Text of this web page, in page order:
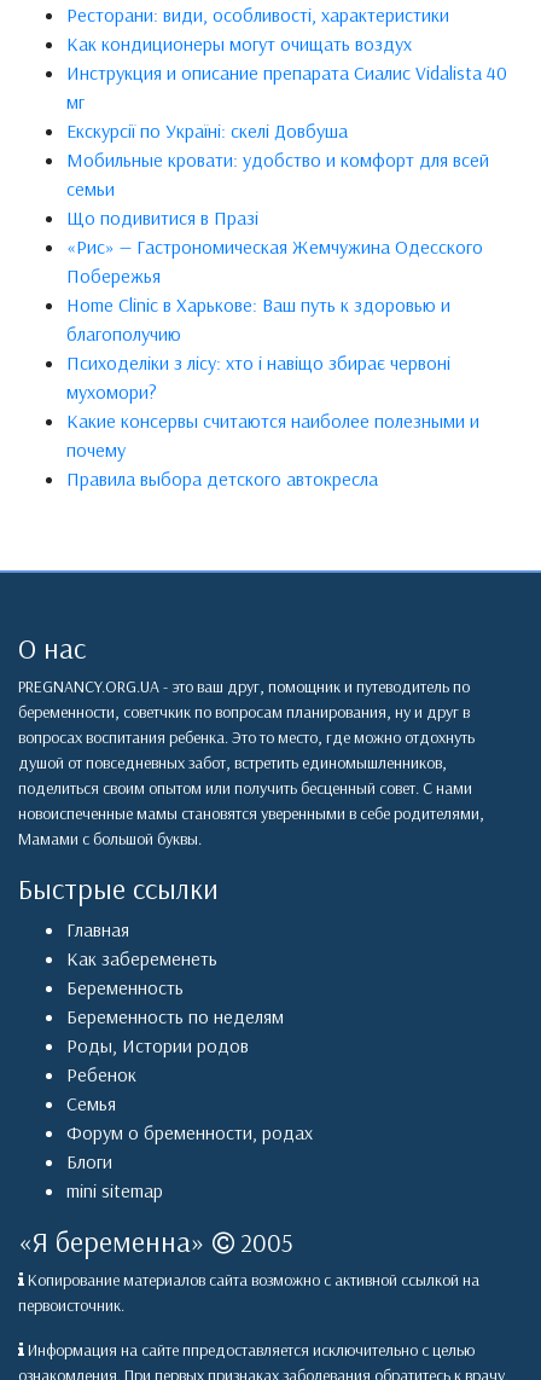
Ресторани: види, особливості, характеристики
Как кондиционеры могут очищать воздух
Инструкция и описание препарата Сиалис Vidalista 40
мг
Екскурсії по Україні: скелі Довбуша
Мобильные кровати: удобство и комфорт для всей
семьи
Що подивитися в Празі
«Рис» — Гастрономическая Жемчужина Одесского
Побережья
Home Clinic в Харькове: Ваш путь к здоровью и
благополучию
Психоделіки з лісу: хто і навіщо збирає червоні
мухомори?
Какие консервы считаются наиболее полезными и
почему
Правила выбора детского автокресла
О нас
PREGNANCY.ORG.UA - это ваш друг, помощник и путеводитель по
беременности, советчкик по вопросам планирования, ну и друг в
вопросах воспитания ребенка. Это то место, где можно отдохнуть
душой от повседневных забот, встретить единомышленников,
поделиться своим опытом или получить бесценный совет. С нами
новоиспеченные мамы становятся уверенными в себе родителями,
Мамами с большой буквы.
Быстрые ссылки
Главная
Как забеременеть
Беременность
Беременность по неделям
Роды, Истории родов
Ребенок
Семья
Форум о бременности, родах
Блоги
mini sitemap
«Я беременна» 2005
Копирование материалов сайта возможно с активной ссылкой на
первоисточник.
Информация на сайте ппредоставляется исключительно с целью
ознакомления. При первых признаках заболевания обратитесь к врачу.